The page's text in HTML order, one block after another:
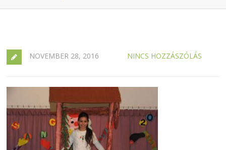
NOVEMBER 28, 2016 NINCS HOZZÁSZÓLÁS